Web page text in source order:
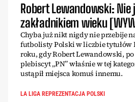
Robert Lewandowski: Nie
zakładnikiem wieku
Chyba już nikt nigdy nie przebije
futbolisty Polski w liczbie tytułów
roku, gdy Robert Lewandowski,
plebiscyt „PN” właśnie w tej
ustąpił miejsca komuś innemu.
LA LIGA REPREZENTACJA POLSKI